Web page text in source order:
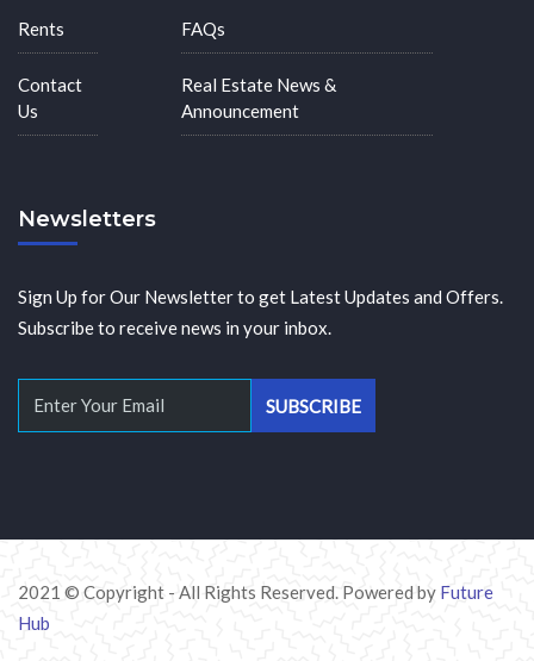
Rents
Contact
Us
FAQs
Real Estate News &
Announcement
Newsletters
Sign Up for Our Newsletter to get Latest Updates and Offers.
Subscribe to receive news in your inbox.
2021 © Copyright - All Rights Reserved. Powered by Future
Hub